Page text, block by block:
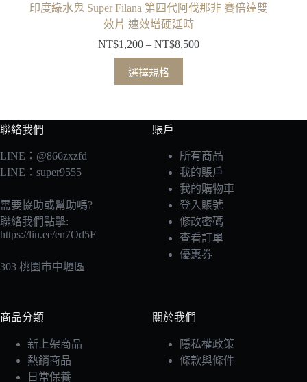
印度綠水鬼 Super Filana 第四代阿伐那非 賽倍達雙
效片 速效增硬延時
NT$1,200 – NT$8,500
選擇規格
聯絡我們
LINE：@866zxzfd
LINE：super9555
需要協助或幫助嗎?
聯絡我們點擊:
https://lin.ee/en7Od5F
303 桃園市中壢區
賬戶
所有商品
我的賬戶
我的購物車
登入賬號
修改密碼
查看訂單
優惠券
商品分類
新上架商品
熱銷商品
日常保養
關於我們
隱私權政策
條款與條件